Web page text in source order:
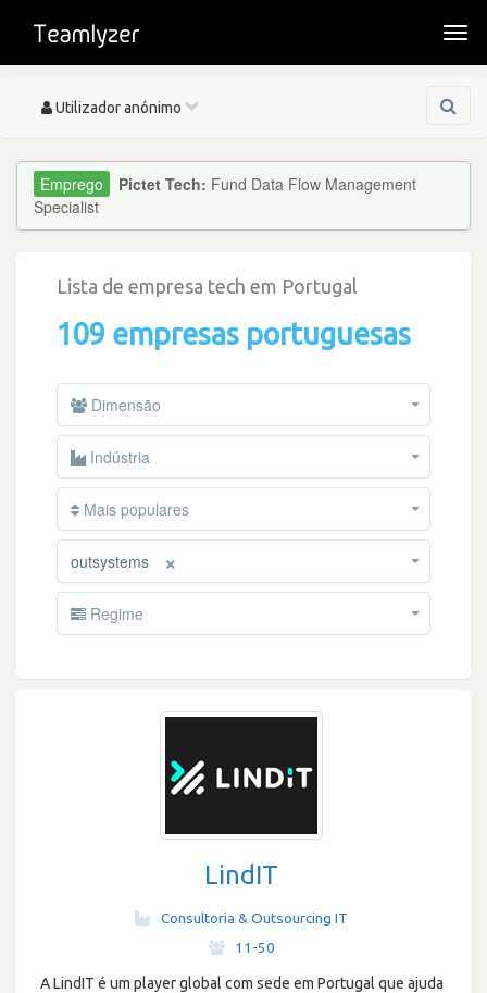
Toggle
Utilizador anónimo
Pictet Tech: Fund Data Flow Management
Specialist
Lista de empresa tech em Portugal
109 empresas portuguesas
Dimensão
Indústria
Mais populares
×
outsystems
Regime
LindIT
Consultoria & Outsourcing IT
11-50
A LindIT é um player global com sede em Portugal que ajuda